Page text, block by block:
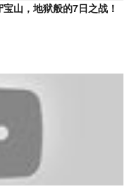
山，地狱般的7日之战！